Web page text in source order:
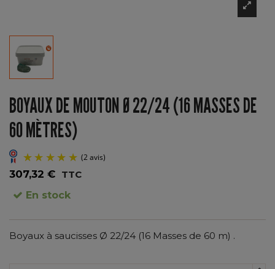
BOYAUX DE MOUTON Ø 22/24 (16 MASSES DE
60 MÈTRES)
307,32 € TTC
En stock
Boyaux à saucisses Ø 22/24 (16 Masses de 60 m) .